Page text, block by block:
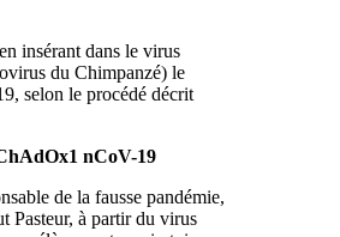
insérant dans le virus
du Chimpanzé) le
selon le procédé décrit
nCoV-19
de la fausse pandémie,
Pasteur, à partir du virus